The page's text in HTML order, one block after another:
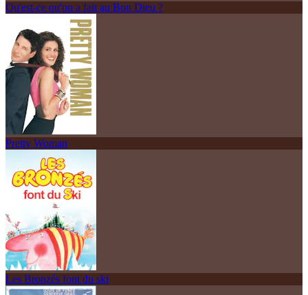
Qu'est-ce qu'on a fait au Bon Dieu ?
Pretty Woman
Les Bronzés font du ski